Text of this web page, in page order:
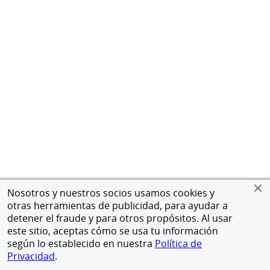
Nosotros y nuestros socios usamos cookies y
otras herramientas de publicidad, para ayudar a
detener el fraude y para otros propósitos. Al usar
este sitio, aceptas cómo se usa tu información
según lo establecido en nuestra Política de
Privacidad.